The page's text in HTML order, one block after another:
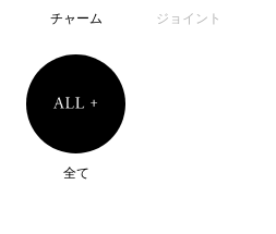
チャーム ジョイント
全て